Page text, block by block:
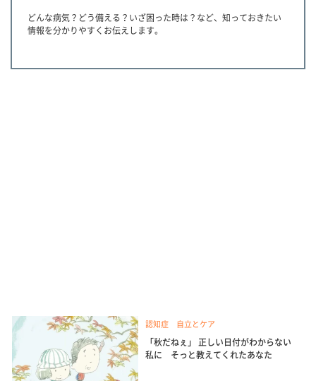
どんな病気？どう備える？いざ困った時は？など、知っておきたい
情報を分かりやすくお伝えします。
認知症 自立とケア
「秋だねぇ」 正しい日付がわからない
私に そっと教えてくれたあなた